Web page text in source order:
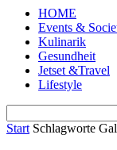
HOME
Events &
Kulinarik
Gesundheit
Jetset &Travel
Lifestyle
Start Schlagworte